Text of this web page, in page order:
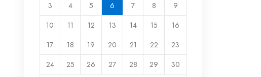
3
4 5 6 7 8
9
10
11 12 13 14 15
16
17
18 19 20 21 22
23
24
25 26 27 28 29
30